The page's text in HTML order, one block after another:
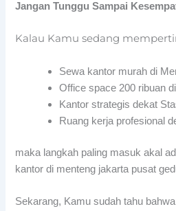
Jangan Tunggu Sampai
Kalau Kamu sedang
Sewa kantor murah di
Office space 200 ribuan
Kantor strategis dekat
Ruang kerja profesional
maka langkah paling masuk akal
kantor di menteng jakarta pusat
Sekarang, Kamu sudah tahu